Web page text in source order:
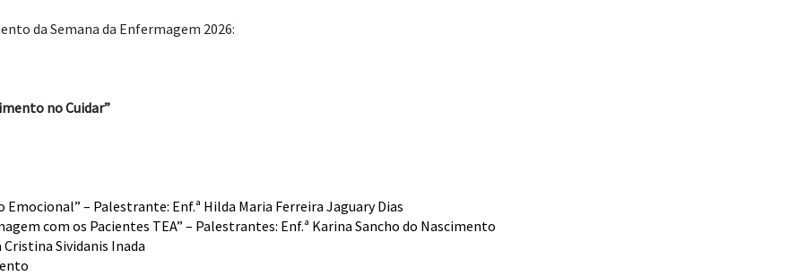
da Semana da Enfermagem 2026:
no Cuidar”
Emocional” – Palestrante: Enf.ª Hilda Maria Ferreira Jaguary Dias
com os Pacientes TEA” – Palestrantes: Enf.ª Karina Sancho do Nascimento
Cristina Sividanis Inada